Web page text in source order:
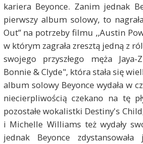
kariera Beyonce. Zanim jednak
pierwszy album solowy, to
Out” na potrzeby filmu ,,Austin
w którym zagrała zresztą jedną z
swojego przyszłego męża
Bonnie & Clyde", która stała się
album solowy Beyonce wydała w
niecierpliwością czekano na tę
pozostałe wokalistki Destiny's
i Michelle Williams też wydały
jednak Beyonce